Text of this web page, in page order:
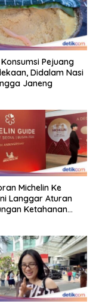
Pejuang
Didalam Nasi
Janeng
Michelin Ke
Langgar Aturan
Ketahanan